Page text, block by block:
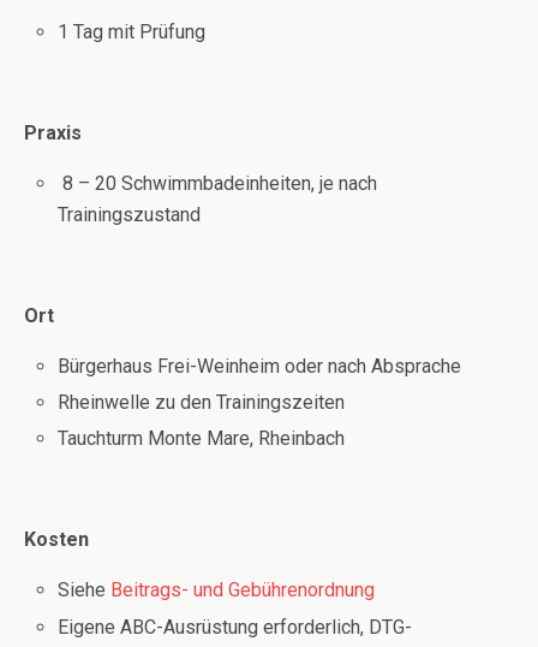
1 Tag mit Prüfung
Praxis
8 – 20 Schwimmbadeinheiten, je nach
Trainingszustand
Ort
Bürgerhaus Frei-Weinheim oder nach Absprache
Rheinwelle zu den Trainingszeiten
Tauchturm Monte Mare, Rheinbach
Kosten
Siehe Beitrags- und Gebührenordnung
Eigene ABC-Ausrüstung erforderlich, DTG-